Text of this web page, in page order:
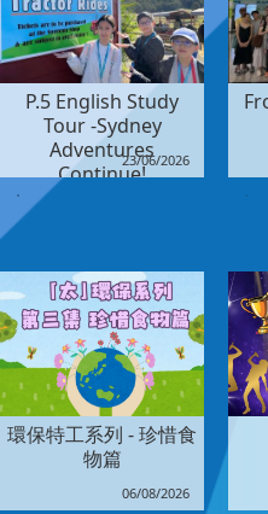
P.5 English Study
Tour -Sydney
Adventures
Continue!
23/06/2026
環保特工系列 - 珍惜食
物篇
06/08/2026